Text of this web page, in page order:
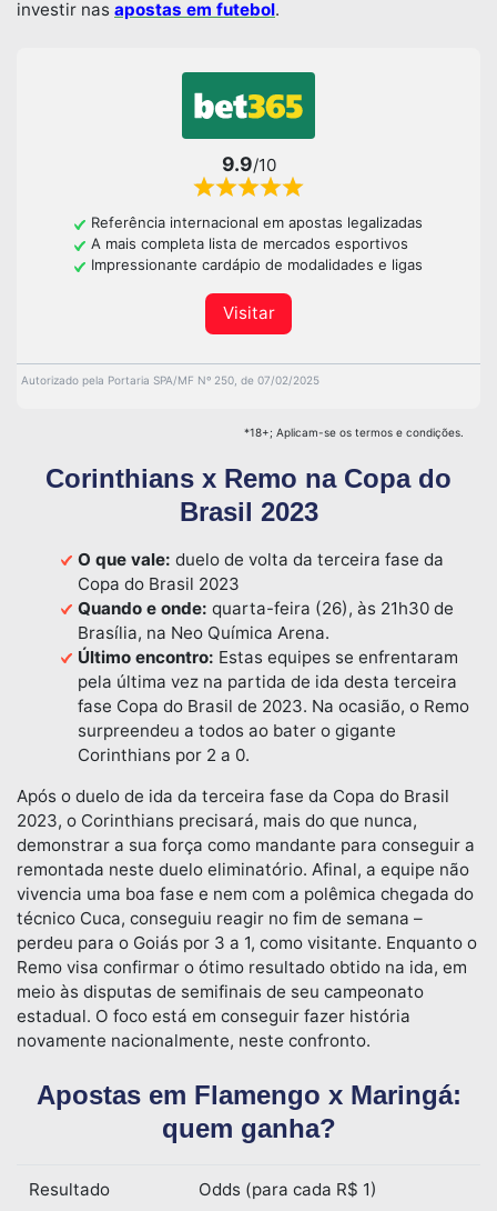
investir nas apostas em futebol.
9.9/10
Referência internacional em apostas legalizadas
A mais completa lista de mercados esportivos
Impressionante cardápio de modalidades e ligas
Visitar
Autorizado pela Portaria SPA/MF Nº 250, de 07/02/2025
*18+; Aplicam-se os termos e condições.
Corinthians x Remo na Copa do
Brasil 2023
O que vale:duelo de volta da terceira fase da
Copa do Brasil 2023
Quando e onde: quarta-feira (26), às 21h30 de
Brasília, na Neo Química Arena.
Último encontro: Estas equipes se enfrentaram
pela última vez na partida de ida desta terceira
fase Copa do Brasil de 2023. Na ocasião, o Remo
surpreendeu a todos ao bater o gigante
Corinthians por 2 a 0.
Após o duelo de ida da terceira fase da Copa do Brasil
2023, o Corinthians precisará, mais do que nunca,
demonstrar a sua força como mandante para conseguir a
remontada neste duelo eliminatório. Afinal, a equipe não
vivencia uma boa fase e nem com a polêmica chegada do
técnico Cuca, conseguiu reagir no fim de semana –
perdeu para o Goiás por 3 a 1, como visitante. Enquanto o
Remo visa confirmar o ótimo resultado obtido na ida, em
meio às disputas de semifinais de seu campeonato
estadual. O foco está em conseguir fazer história
novamente nacionalmente, neste confronto.
Apostas em Flamengo x Maringá:
quem ganha?
Resultado Odds (para cada R$ 1)